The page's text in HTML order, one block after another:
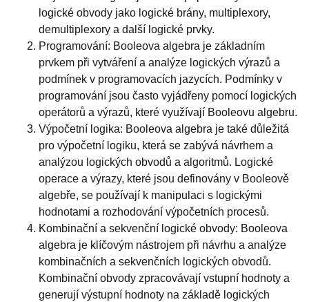
logické obvody jako logické brány, multiplexory,
demultiplexory a další logické prvky.
Programování: Booleova algebra je základním
prvkem při vytváření a analýze logických výrazů a
podmínek v programovacích jazycích. Podmínky v
programování jsou často vyjádřeny pomocí logických
operátorů a výrazů, které využívají Booleovu algebru.
Výpočetní logika: Booleova algebra je také důležitá
pro výpočetní logiku, která se zabývá návrhem a
analýzou logických obvodů a algoritmů. Logické
operace a výrazy, které jsou definovány v Booleově
algebře, se používají k manipulaci s logickými
hodnotami a rozhodování výpočetních procesů.
Kombinační a sekvenční logické obvody: Booleova
algebra je klíčovým nástrojem při návrhu a analýze
kombinačních a sekvenčních logických obvodů.
Kombinační obvody zpracovávají vstupní hodnoty a
generují výstupní hodnoty na základě logických